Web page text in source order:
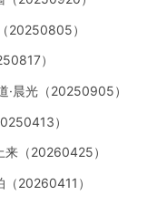
20250805）
）
·晨光（20250905）
）
来（20260425）
20260411）